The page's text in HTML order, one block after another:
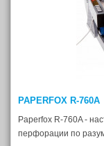
PAPERFOX R-760A
Paperfox R-760A -
перфорации по